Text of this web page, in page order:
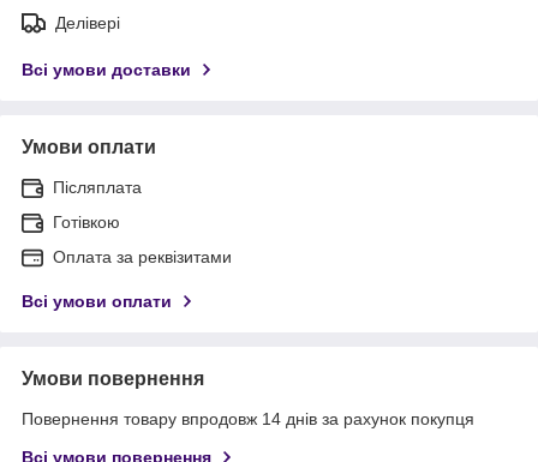
Делівері
Всі умови доставки
Умови оплати
Післяплата
Готівкою
Оплата за реквізитами
Всі умови оплати
Умови повернення
Повернення товару впродовж 14 днів за рахунок покупця
Всі умови повернення